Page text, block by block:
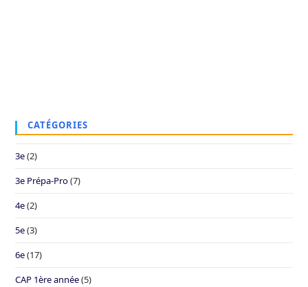
CATÉGORIES
3e(2)
3e Prépa-Pro(7)
4e(2)
5e(3)
6e(17)
CAP 1ère année(5)